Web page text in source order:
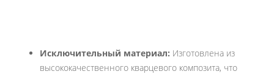
Исключительный материал: Изготовлена из
высококачественного кварцевого композита, что